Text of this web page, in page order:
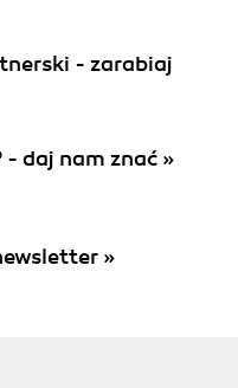
- zarabiaj
- daj nam znać »
»